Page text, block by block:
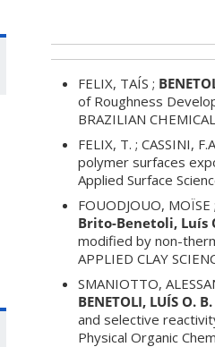
FELIX, TAÍS ;
of Roughness
BRAZILIAN
FELIX, T. ; CASSINI,
polymer surfaces
Applied Surface
FOUODJOUO,
Brito-Benetoli, Luís
modified by non-
APPLIED CLAY
SMANIOTTO,
BENETOLI, LUÍS O. B.
and selective
Physical Organic